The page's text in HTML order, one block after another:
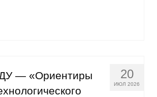
20
ИЮЛ 2026
— «Ориентиры